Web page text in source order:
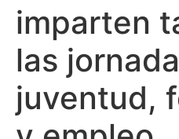
imparten
las
juventud,